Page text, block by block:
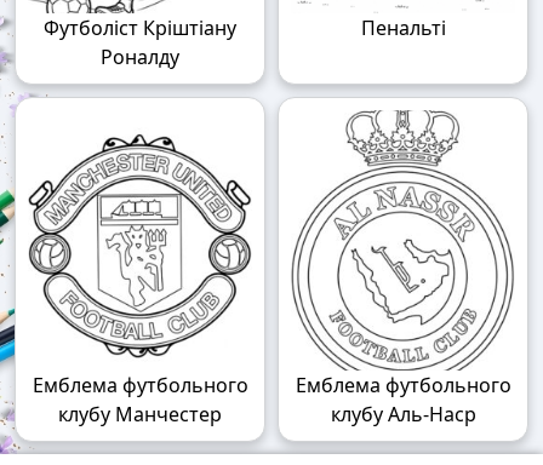
Футболіст Кріштіану
Роналду
Пенальті
Емблема футбольного
клубу Манчестер
Емблема футбольного
клубу Аль-Наср